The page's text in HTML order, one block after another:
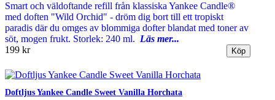
Smart och väldoftande refill från klassiska Yankee Candle®
med doften "Wild Orchid" - dröm dig bort till ett tropiskt
paradis där du omges av blommiga dofter blandat med toner av
söt, mogen frukt. Storlek: 240 ml. Läs mer...
199 kr
Doftljus Yankee Candle Sweet Vanilla Horchata